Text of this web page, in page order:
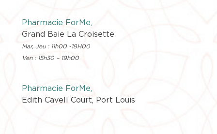
Pharmacie ForMe,
Grand Baie La Croisette
Mar, Jeu : 11h00 -18H00
Ven : 15h30 – 19h00
Pharmacie ForMe,
Edith Cavell Court, Port Louis